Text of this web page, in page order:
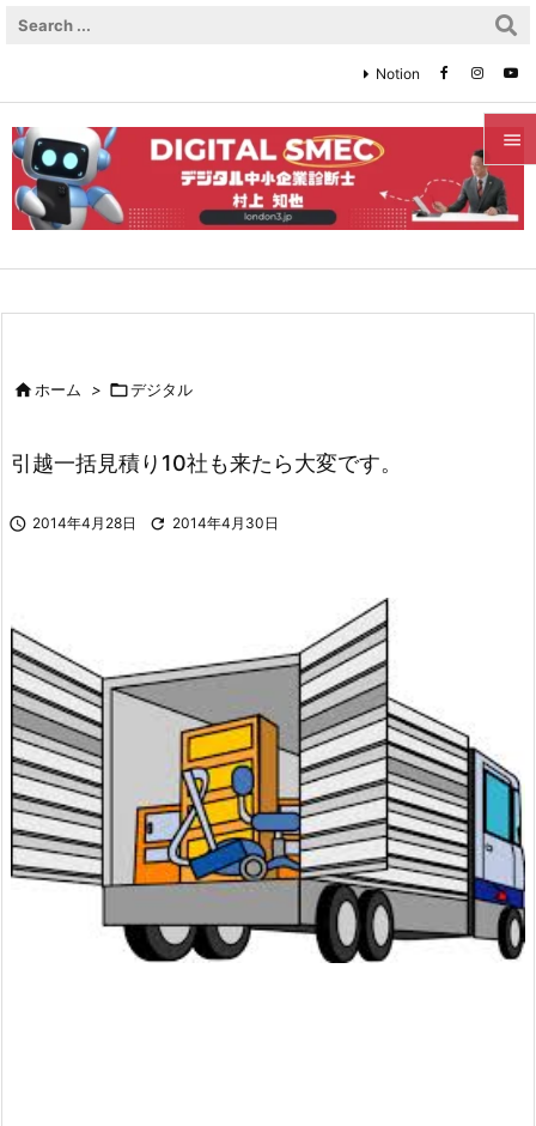


メニ

Notion
ホーム > デジタル
引越一括見積り10社も来たら大変です。
 2014年4月28日  2014年4月30日